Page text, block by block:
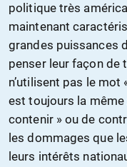
politique très
maintenant
grandes puissances
penser leur façon de
n’utilisent pas le mot
est toujours la même
contenir » ou de
les dommages que
leurs intérêts